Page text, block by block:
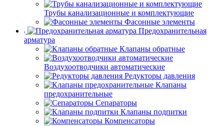
Трубы канализационные и комплектующие
Фасонные элементы
Предохранительная
арматура
Клапаны обратные
Воздухоотводчики автоматические
Редукторы давления
Клапаны
предохранительные
Сепараторы
Клапаны подпитки
Компенсаторы